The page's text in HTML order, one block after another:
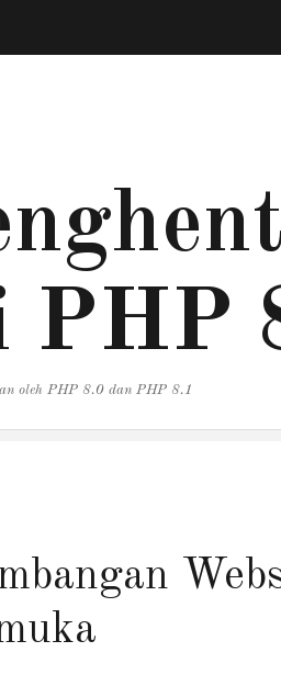
PHP
oleh PHP 8.0 dan PHP 8.1